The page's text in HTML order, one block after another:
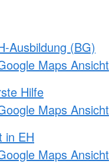
Ausbildung (BG)
Maps Ansicht
Hilfe
Maps Ansicht
in EH
Maps Ansicht